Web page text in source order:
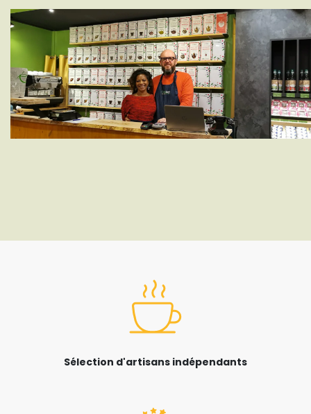
Sélection d'artisans indépendants